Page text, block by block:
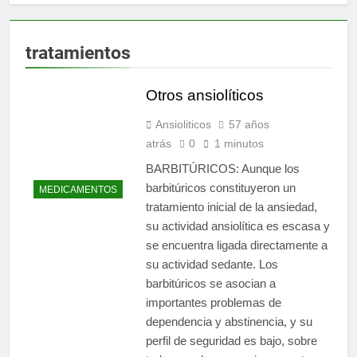
tratamientos
MEDICAMENTOS
Otros ansiolíticos
Ansioliticos
57 años
atrás
0 1 minutos
BARBITÚRICOS: Aunque los
barbitúricos constituyeron un
tratamiento inicial de la ansiedad,
su actividad ansiolítica es escasa y
se encuentra ligada directamente a
su actividad sedante. Los
barbitúricos se asocian a
importantes problemas de
dependencia y abstinencia, y su
perfil de seguridad es bajo, sobre